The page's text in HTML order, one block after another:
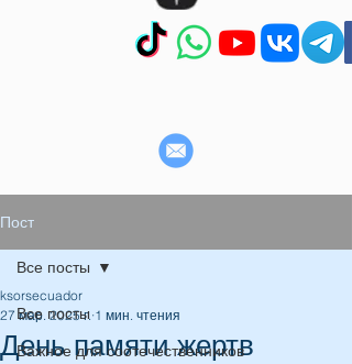
Пост
Все посты
Важное для соотечественников
Все посты
День памяти жертв
ksorsecuador
27 мар. 2025 г. 1 мин. чтения